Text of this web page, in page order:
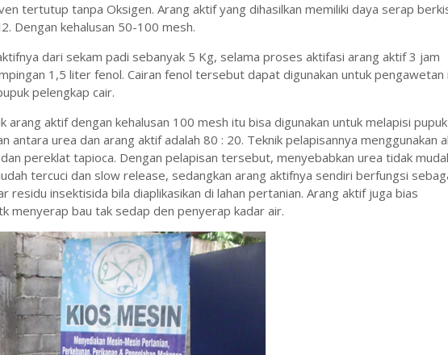
tertutup tanpa Oksigen. Arang aktif yang dihasilkan memiliki daya serap
Dengan kehalusan 50-100 mesh.
dari sekam padi sebanyak 5 Kg, selama proses aktifasi arang aktif 3 jam
1,5 liter fenol. Cairan fenol tersebut dapat digunakan untuk pengawetan
pelengkap cair.
arang aktif dengan kehalusan 100 mesh itu bisa digunakan untuk melapisi pupuk
antara urea dan arang aktif adalah 80 : 20. Teknik pelapisannya menggunakan
pereklat tapioca. Dengan pelapisan tersebut, menyebabkan urea tidak
tercuci dan slow release, sedangkan arang aktifnya sendiri berfungsi
residu insektisida bila diaplikasikan di lahan pertanian. Arang aktif juga bias
menyerap bau tak sedap den penyerap kadar air.